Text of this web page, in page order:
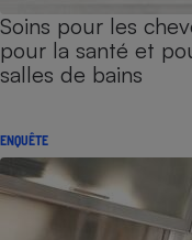
Soins pour les
pour la santé et
salles de bains
ENQUÊTE